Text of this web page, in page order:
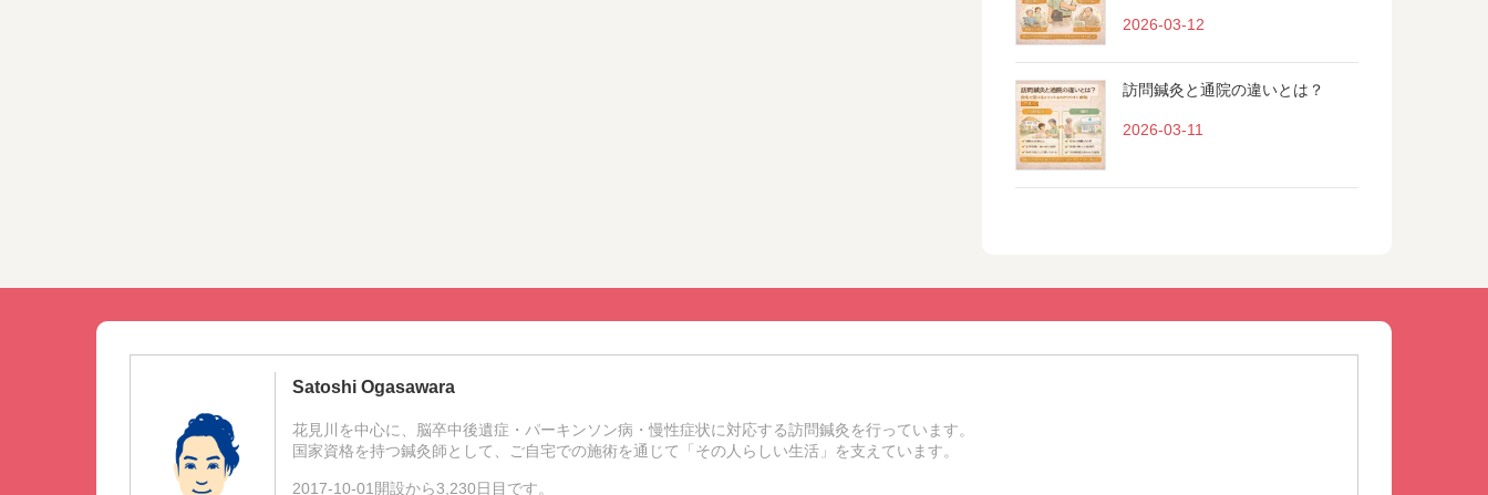
2026-03-12
訪問鍼灸と通院の違いとは？
2026-03-11
Satoshi Ogasawara
花見川を中心に、脳卒中後遺症・パーキンソン病・慢性症状に対応する訪問鍼灸を行っています。
国家資格を持つ鍼灸師として、ご自宅での施術を通じて「その人らしい生活」を支えています。
2017-10-01開設から3,230日目です。